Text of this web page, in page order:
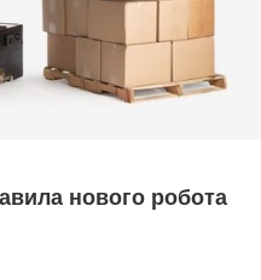
нового робота